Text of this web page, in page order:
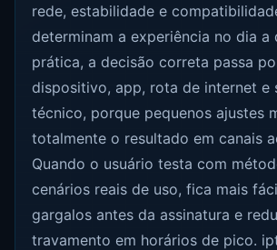
rede, estabilidade e
determinam a experiência no dia a
prática, a decisão correta passa
dispositivo, app, rota de internet e
técnico, porque pequenos ajustes
totalmente o resultado em canais
Quando o usuário testa com
cenários reais de uso, fica mais
gargalos antes da assinatura e
travamento em horários de pico.